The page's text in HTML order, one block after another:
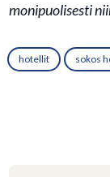
monipuolisesti
hotellit sokos